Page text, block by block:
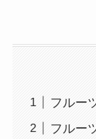
フルー
フルー